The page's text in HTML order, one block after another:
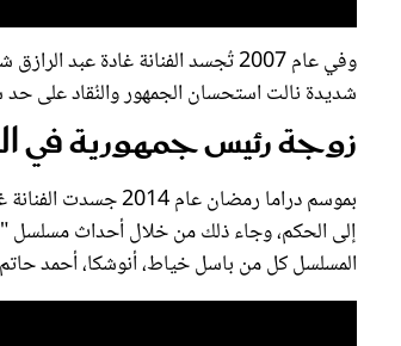
وفي عام 2007 تُجسد الفنانة غادة عبد الرازق شخصية والدة الفنان
شديدة نالت استحسان الجمهور والنُقاد على
زوجة رئيس جمهورية في
بموسم دراما
إلى الحكم، وجاء ذلك من خلال أحداث مسلسل
المسلسل كل من باسل خياط، أنوشكا، أحمد